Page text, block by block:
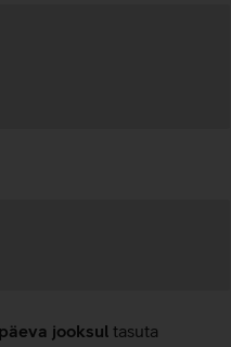
jooksul tasuta